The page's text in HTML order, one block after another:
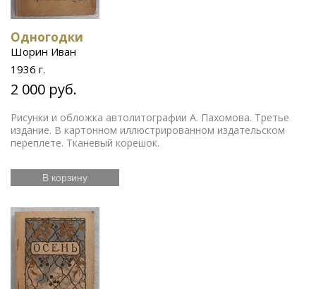
Одногодки
Шорин Иван
1936 г.
2 000 руб.
Рисунки и обложка автолитографии А. Пахомова. Третье
издание. В картонном иллюстрированном издательском
переплете. Тканевый корешок.
В корзину